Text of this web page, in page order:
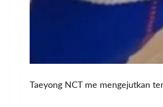
Taeyong NCT me mengejutkan